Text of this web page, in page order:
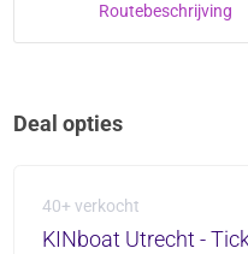
Routebeschrijving
Deal opties
40+ verkocht
KINboat Utrecht -